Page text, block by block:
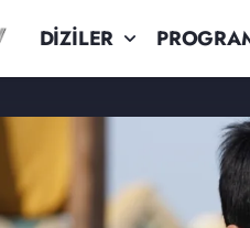
DİZİLER